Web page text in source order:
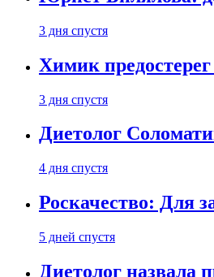
3 дня спустя
Химик
3 дня спустя
Диетолог
4 дня спустя
Роскачество: Для
5 дней спустя
Диетолог назвала